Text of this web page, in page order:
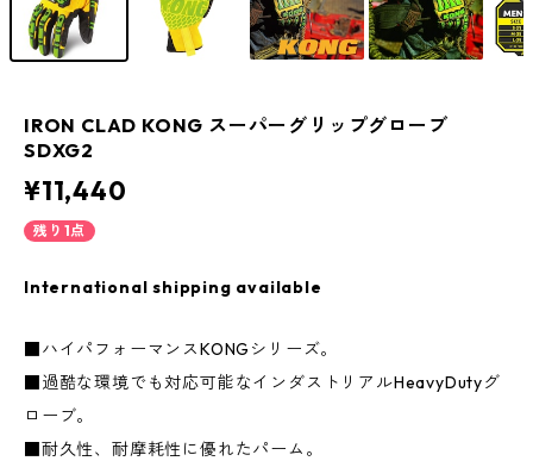
IRON CLAD KONG スーパーグリップグローブ
SDXG2
¥11,440
残り1点
International shipping available
■ハイパフォーマンスKONGシリーズ。
■過酷な環境でも対応可能なインダストリアルHeavyDutyグ
ローブ。
■耐久性、耐摩耗性に優れたパーム。